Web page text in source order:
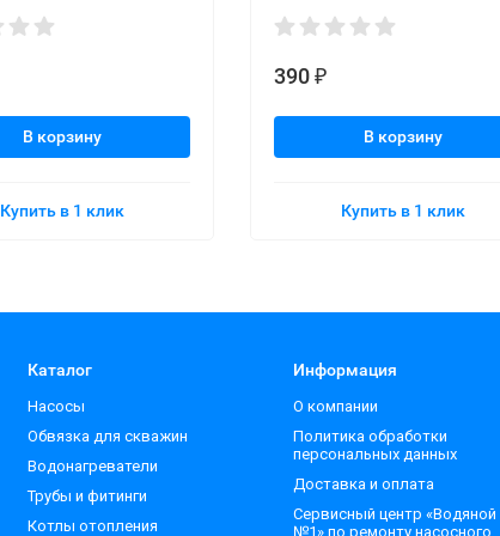
В корзину
Купить в 1 клик
390 ₽
В корзину
Купить в 1 клик
Каталог
Насосы
Обвязка для скважин
Водонагреватели
Трубы и фитинги
Котлы отопления
Информация
О компании
Политика обработки
персональных данных
Доставка и оплата
Сервисный центр «Водяной
№1» по ремонту насосного